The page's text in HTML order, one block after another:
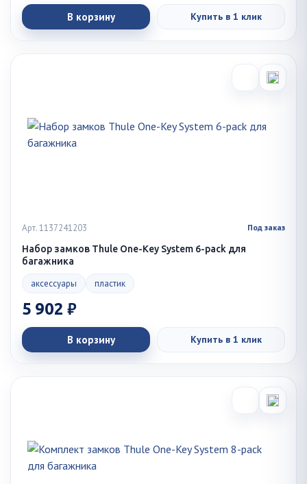
В корзину Купить в 1 клик
Арт. 1137241203 Под заказ
Набор замков Thule One-Key System 6-pack для
багажника
аксессуары пластик
5 902 ₽
В корзину Купить в 1 клик